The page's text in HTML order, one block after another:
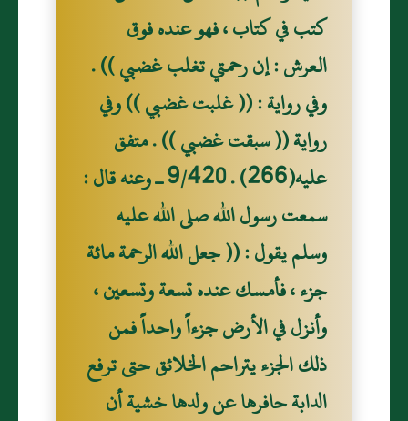
كتب في كتاب ، فهو عنده فوق
العرش : إن رحمتي تغلب غضبي )) .
وفي رواية : (( غلبت غضبي )) وفي
رواية (( سبقت غضبي )) . متفق
عليه(266) . 9/420 ـ وعنه قال :
سمعت رسول الله صلى الله عليه
وسلم يقول : (( جعل الله الرحمة مائة
جزء ، فأمسك عنده تسعة وتسعين ،
وأنزل في الأرض جزءاً واحداً فمن
ذلك الجزء يتراحم الخلائق حتى ترفع
الدابة حافرها عن ولدها خشية أن